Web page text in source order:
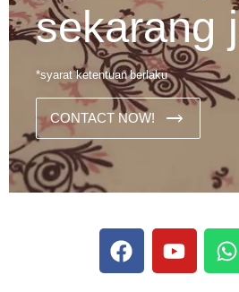
sekarang
*syarat ketentuan berlaku
CONTACT NOW!